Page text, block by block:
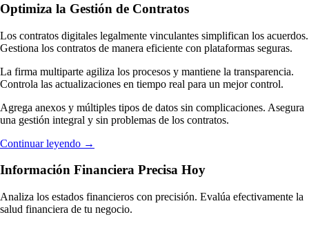
Optimiza la Gestión de Contratos
Los contratos digitales legalmente vinculantes simplifican los acuerdos.
Gestiona los contratos de manera eficiente con plataformas seguras.
La firma multiparte agiliza los procesos y mantiene la transparencia.
Controla las actualizaciones en tiempo real para un mejor control.
Agrega anexos y múltiples tipos de datos sin complicaciones. Asegura
una gestión integral y sin problemas de los contratos.
Continuar leyendo →
Información Financiera Precisa Hoy
Analiza los estados financieros con precisión. Evalúa efectivamente la
salud financiera de tu negocio.